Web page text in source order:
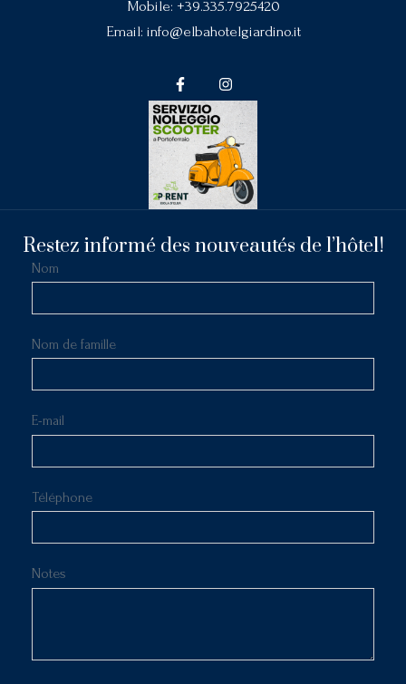
Mobile: +39.335.7925420
Email: info@elbahotelgiardino.it
Restez informé des nouveautés de l’hôtel!
Nom
Nom de famille
E-mail
Téléphone
Notes